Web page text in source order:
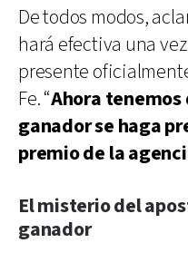
De todos modos,
hará efectiva una
presente
Fe. “Ahora tenemos
ganador se haga
premio de la
El misterio del
ganador